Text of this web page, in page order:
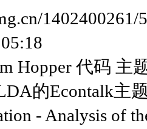
Hopper 代码 主
的Econtalk主
- Analysis of